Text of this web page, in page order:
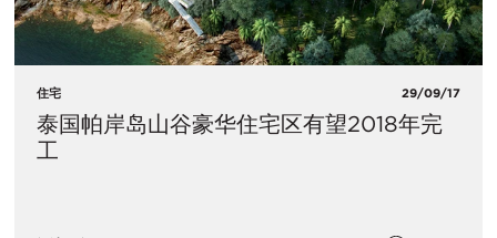
住宅 29/09/17
泰国帕岸岛山谷豪华住宅区有望2018年完
工